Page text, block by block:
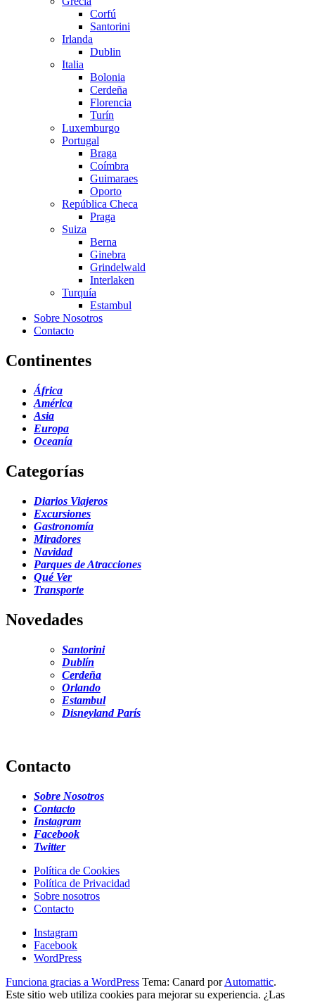
Corfú
Santorini
Irlanda
Dublin
Italia
Bolonia
Cerdeña
Florencia
Turín
Luxemburgo
Portugal
Braga
Coímbra
Guimaraes
Oporto
República Checa
Praga
Suiza
Berna
Ginebra
Grindelwald
Interlaken
Turquía
Estambul
Sobre Nosotros
Contacto
Continentes
África
América
Asia
Europa
Oceanía
Categorías
Diarios Viajeros
Excursiones
Gastronomía
Miradores
Navidad
Parques de Atracciones
Qué Ver
Transporte
Novedades
Santorini
Dublín
Cerdeña
Orlando
Estambul
Disneyland París
Contacto
Sobre Nosotros
Contacto
Instagram
Facebook
Twitter
Política de Cookies
Política de Privacidad
Sobre nosotros
Contacto
Instagram
Facebook
WordPress
Funciona gracias a WordPress Tema: Canard porAutomattic.
Este sitio web utiliza cookies para mejorar su experiencia. ¿Las